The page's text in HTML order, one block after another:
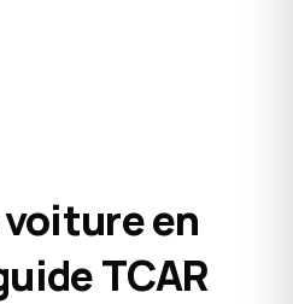
en
TCAR